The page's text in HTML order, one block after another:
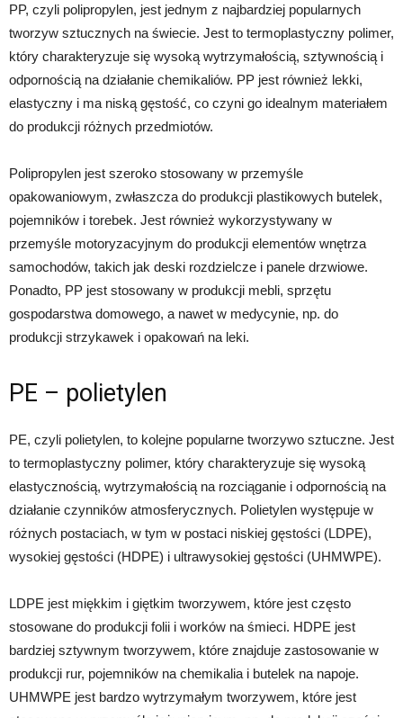
PP, czyli polipropylen, jest jednym z najbardziej popularnych
tworzyw sztucznych na świecie. Jest to termoplastyczny polimer,
który charakteryzuje się wysoką wytrzymałością, sztywnością i
odpornością na działanie chemikaliów. PP jest również lekki,
elastyczny i ma niską gęstość, co czyni go idealnym materiałem
do produkcji różnych przedmiotów.
Polipropylen jest szeroko stosowany w przemyśle
opakowaniowym, zwłaszcza do produkcji plastikowych butelek,
pojemników i torebek. Jest również wykorzystywany w
przemyśle motoryzacyjnym do produkcji elementów wnętrza
samochodów, takich jak deski rozdzielcze i panele drzwiowe.
Ponadto, PP jest stosowany w produkcji mebli, sprzętu
gospodarstwa domowego, a nawet w medycynie, np. do
produkcji strzykawek i opakowań na leki.
PE – polietylen
PE, czyli polietylen, to kolejne popularne tworzywo sztuczne. Jest
to termoplastyczny polimer, który charakteryzuje się wysoką
elastycznością, wytrzymałością na rozciąganie i odpornością na
działanie czynników atmosferycznych. Polietylen występuje w
różnych postaciach, w tym w postaci niskiej gęstości (LDPE),
wysokiej gęstości (HDPE) i ultrawysokiej gęstości (UHMWPE).
LDPE jest miękkim i giętkim tworzywem, które jest często
stosowane do produkcji folii i worków na śmieci. HDPE jest
bardziej sztywnym tworzywem, które znajduje zastosowanie w
produkcji rur, pojemników na chemikalia i butelek na napoje.
UHMWPE jest bardzo wytrzymałym tworzywem, które jest